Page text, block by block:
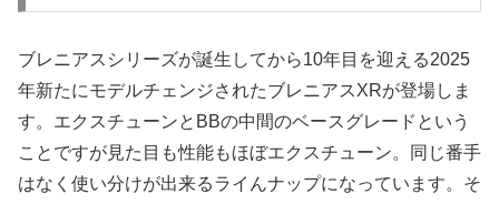
ブレニアスシリーズが誕生してから10年目を迎える2025
年新たにモデルチェンジされたブレニアスXRが登場しま
す。エクスチューンとBBの中間のベースグレードという
ことですが見た目も性能もほぼエクスチューン。同じ番手
はなく使い分けが出来るライんナップになっています。そ